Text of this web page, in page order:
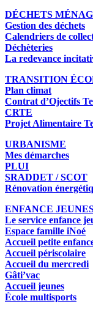
DÉCHETS
Gestion des déchets
Calendriers de
Déchèteries
La redevance
TRANSITION
Plan climat
Contrat d’Ojectifs
CRTE
Projet Alimentaire
URBANISME
Mes démarches
PLUI
SRADDET / SCOT
Rénovation
ENFANCE
Le service enfance
Espace famille iNoé
Accueil petite
Accueil périscolaire
Accueil du mercredi
Gâti’vac
Accueil jeunes
École multisports